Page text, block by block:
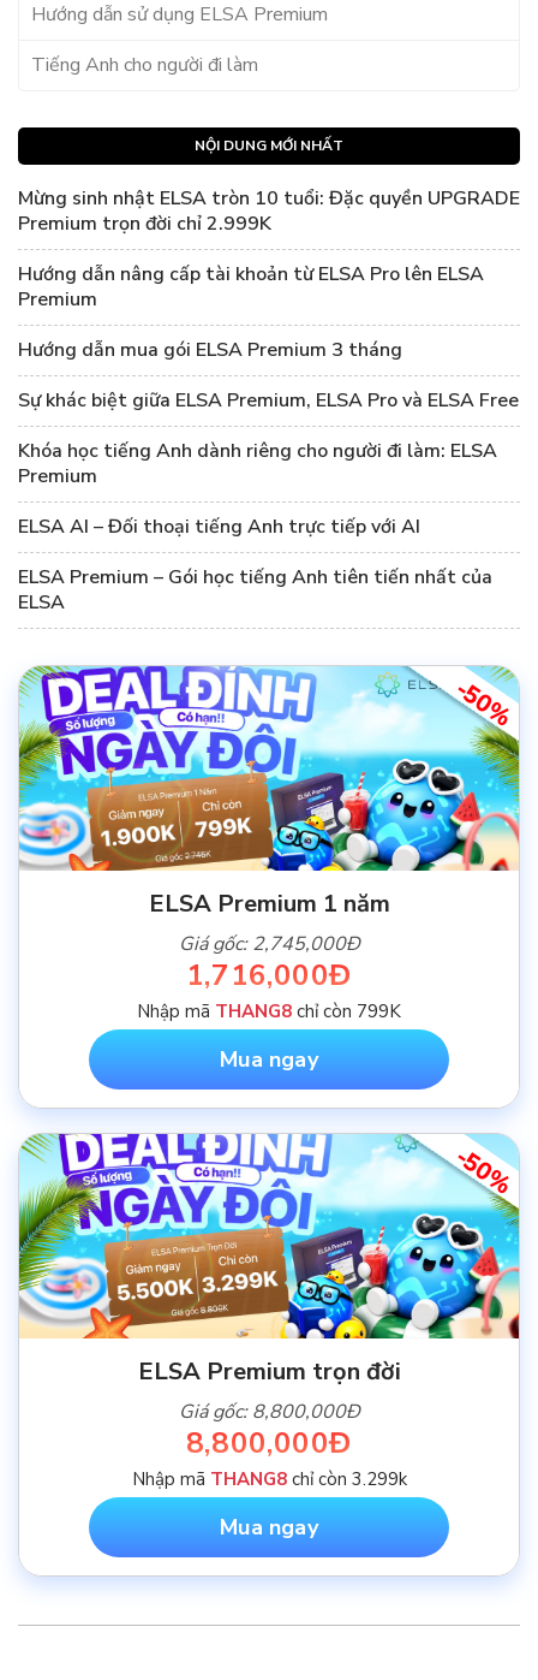
Hướng dẫn sử dụng ELSA Premium
Tiếng Anh cho người đi làm
NỘI DUNG MỚI NHẤT
Mừng sinh nhật ELSA tròn 10 tuổi: Đặc quyền UPGRADE
Premium trọn đời chỉ 2.999K
Hướng dẫn nâng cấp tài khoản từ ELSA Pro lên ELSA
Premium
Hướng dẫn mua gói ELSA Premium 3 tháng
Sự khác biệt giữa ELSA Premium, ELSA Pro và ELSA Free
Khóa học tiếng Anh dành riêng cho người đi làm: ELSA
Premium
ELSA AI – Đối thoại tiếng Anh trực tiếp với AI
ELSA Premium – Gói học tiếng Anh tiên tiến nhất của
ELSA
-50%
ELSA Premium 1 năm
Giá gốc: 2,745,000Đ
1,716,000Đ
Nhập mã THANG8 chỉ còn 799K
Mua ngay
-50%
ELSA Premium trọn đời
Giá gốc: 8,800,000Đ
8,800,000Đ
Nhập mã THANG8chỉ còn 3.299k
Mua ngay